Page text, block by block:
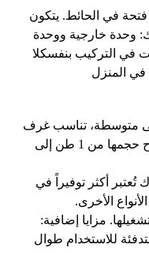
في الحائط. يتكون
وحدة خارجية ووحدة
في التركيب بنفسكلا
في المنزل
متوسطة، تناسب غرف
صغيرة ومتوسطة الحجم. يتراوح حجمها من 1 طن إلى
تُعتبر أكثر توفيراً في
الأخرى.
مزايا إضافية:
للاستخدام طوال